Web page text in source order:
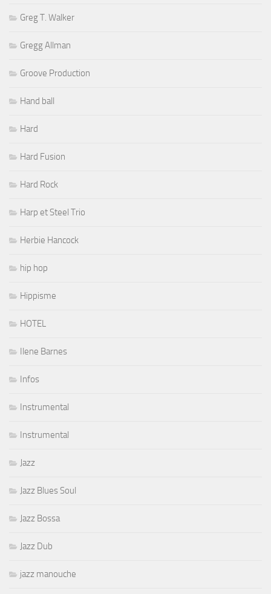
Greg T. Walker
Gregg Allman
Groove Production
Hand ball
Hard
Hard Fusion
Hard Rock
Harp et Steel Trio
Herbie Hancock
hip hop
Hippisme
HOTEL
Ilene Barnes
Infos
Instrumental
Instrumental
Jazz
Jazz Blues Soul
Jazz Bossa
Jazz Dub
jazz manouche